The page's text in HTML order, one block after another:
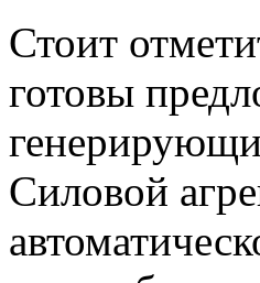
Стоит
готовы
Силовой